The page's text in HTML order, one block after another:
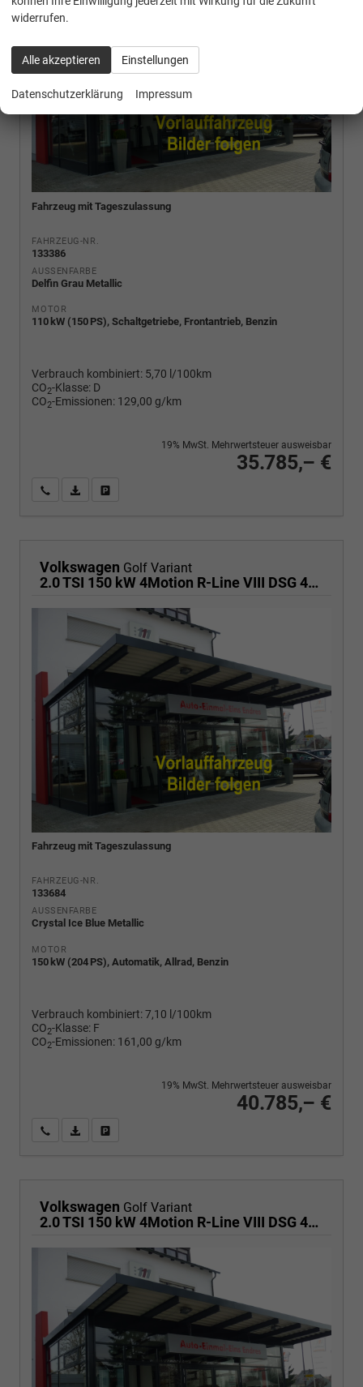
Fahrzeug mit Tageszulassung
FAHRZEUG-NR.
133386
AUSSENFARBE
Delfin Grau Metallic
MOTOR
110 kW (150 PS), Schaltgetriebe, Frontantrieb, Benzin
Verbrauch kombiniert: 5,70 l/100km
CO2-Klasse: D
CO2-Emissionen: 129,00 g/km
35.785,– €
19% MwSt. Mehrwertsteuer ausweisbar
Wir rufen Sie anPDF-Fahrzeugexposé drucken
Volkswagen Golf Variant
2.0 TSI 150 kW 4Motion R-Line VIII DSG 4M R-LINE, AHK, easyOpen, LED-Plus, 18-Zoll, 3 J.-Garantie
Fahrzeug mit Tageszulassung
FAHRZEUG-NR.
133684
AUSSENFARBE
Crystal Ice Blue Metallic
MOTOR
150 kW (204 PS), Automatik, Allrad, Benzin
Verbrauch kombiniert:7,10 l/100km
CO2-Klasse: F
CO2-Emissionen: 161,00 g/km
40.785,– €
19% MwSt. Mehrwertsteuer ausweisbar
Wir rufen Sie anPDF-Fahrzeugexposé drucken
Volkswagen Golf Variant
2.0 TSI 150 kW 4Motion R-Line VIII DSG 4M R-LINE, AHK, easyOpen, LED-Plus, 18-Zoll, 3 J.-Garantie
widerrufen.
Alle akzeptieren Einstellungen
Datenschutzerklärung Impressum